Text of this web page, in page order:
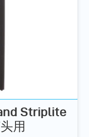
Striplite
用